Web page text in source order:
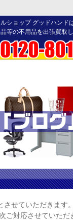
せていただきます
対応させていただ
ショップ グッドハンド
等の不用品を出張買取